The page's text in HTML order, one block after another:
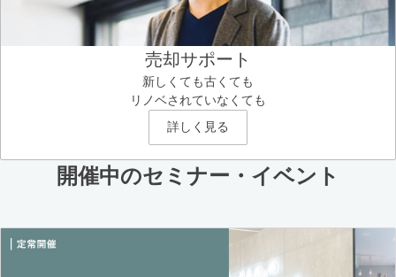
売却サポート
新しくても古くても
リノベされていなくても
詳しく見る
開催中のセミナー・イベント